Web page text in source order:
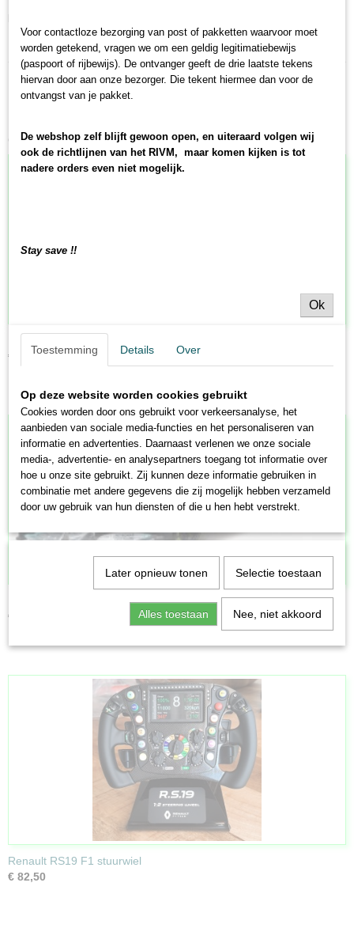
Dit is het model waar Charles in 2019 mee reed bij Ferrari.
Ook interessant
€ 4,85
Mercedes Benz AMG #77 VALTTERI BOTTAS 2019
€ 14,95
Renault RS19 F1 stuurwiel
€ 82,50
Voor contactloze bezorging van post of pakketten waarvoor moet
worden getekend, vragen we om een geldig legitimatiebewijs
(paspoort of rijbewijs). De ontvanger geeft de drie laatste tekens
hiervan door aan onze bezorger. Die tekent hiermee dan voor de
ontvangst van je pakket.
De webshop zelf blijft gewoon open, en uiteraard volgen wij
ook de richtlijnen van het RIVM, maar komen kijken is tot
nadere orders even niet mogelijk.
Stay save !!
Ok
Toestemming Details Over
Op deze website worden cookies gebruikt
Cookies worden door ons gebruikt voor verkeersanalyse, het
aanbieden van sociale media-functies en het personaliseren van
informatie en advertenties. Daarnaast verlenen we onze sociale
media-, advertentie- en analysepartners toegang tot informatie over
hoe u onze site gebruikt. Zij kunnen deze informatie gebruiken in
combinatie met andere gegevens die zij mogelijk hebben verzameld
door uw gebruik van hun diensten of die u hen hebt verstrekt.
Later opnieuw tonen Selectie toestaan
Alles toestaan Nee, niet akkoord